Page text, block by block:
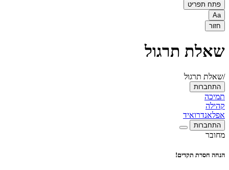
פתח תפריט
Aa
חזור
שאלת תרגול
/שאלת תרגול
התחברות
תמיכה
קהילה
אפלאנדרואיד
התחברות
מחובר
הנחה חסרת תקדים!